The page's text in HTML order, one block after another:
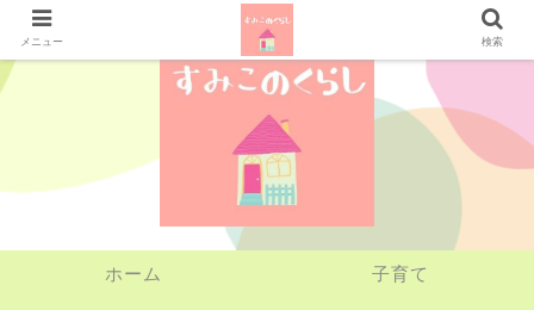
ホーム 子育て
メニュー 検索